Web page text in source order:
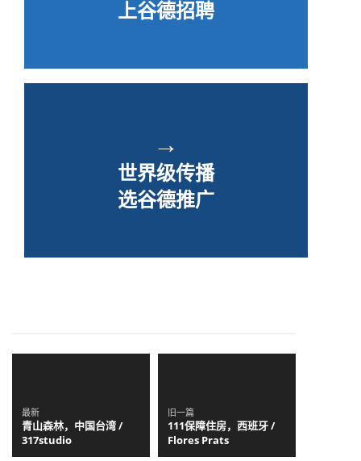
上谷德招聘
→
世界级传播
选谷德推广
最新
青山森林，中国台湾 /
317studio
旧一篇
111保障住房，西班牙 /
Flores Prats